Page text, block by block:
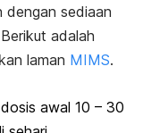
dengan sediaan
adalah
laman MIMS.
awal 10 – 30